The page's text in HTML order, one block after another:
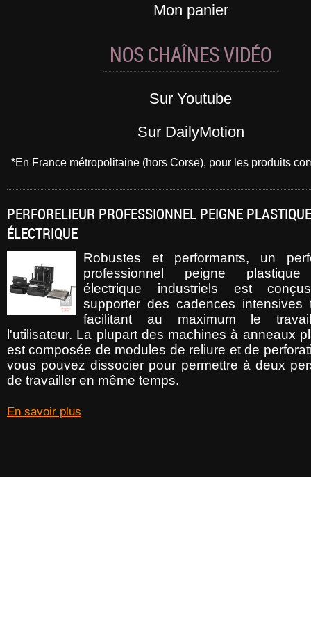
Mon panier
NOS CHAÎNES VIDÉO
Sur Youtube
Sur DailyMotion
*En France métropolitaine (hors Corse), pour les produits
PERFORELIEUR PROFESSIONNEL PEIGNE
ÉLECTRIQUE
Robustes et performants, un
professionnel peigne
électrique industriels est
supporter des cadences intensives
facilitant au maximum le
l'utilisateur. La plupart des machines à anneaux
est composée de modules de reliure et de
vous pouvez dissocier pour permettre à deux
de travailler en même temps.
En savoir plus